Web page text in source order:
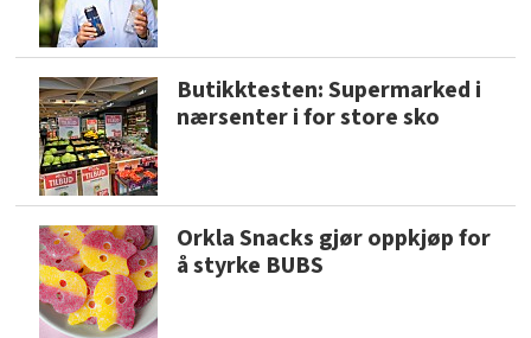
Butikktesten: Supermarked i
nærsenter i for store sko
Orkla Snacks gjør oppkjøp for
å styrke BUBS